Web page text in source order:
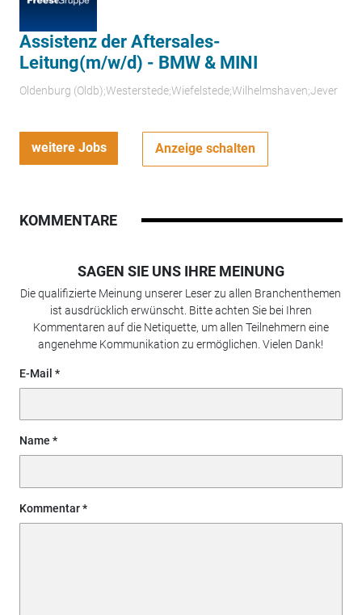
Assistenz der Aftersales-
Leitung(m/w/d) - BMW & MINI
Oldenburg (Oldb);Westerstede;Wiefelstede;Wilhelmshaven;Jever
weitere Jobs Anzeige schalten
KOMMENTARE
SAGEN SIE UNS IHRE MEINUNG
Die qualifizierte Meinung unserer Leser zu allen Branchenthemen
ist ausdrücklich erwünscht. Bitte achten Sie bei Ihren
Kommentaren auf die Netiquette, um allen Teilnehmern eine
angenehme Kommunikation zu ermöglichen. Vielen Dank!
E-Mail
Name
Kommentar